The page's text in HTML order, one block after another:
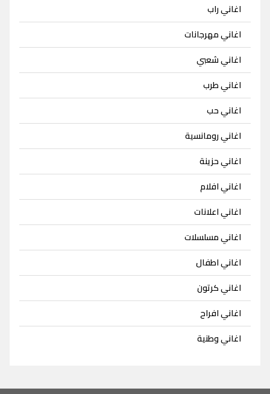
اغاني راب
اغاني مهرجانات
اغاني شعبي
اغاني طرب
اغاني حب
اغاني رومانسية
اغاني حزينة
اغاني افلام
اغاني اعلانات
اغاني مسلسلات
اغاني اطفال
اغاني كرتون
اغاني افراح
اغاني وطنية